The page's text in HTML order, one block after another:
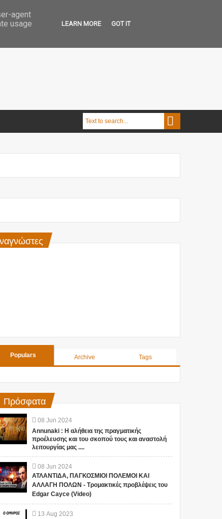
Populars Archive Tags
Πρόσφατα
08 Jun 2024
Annunaki : Η αλήθεια της πραγματικής
προέλευσης και του σκοπού τους και αναστολή
λειτουργίας μας ....
08 Jun 2024
ΑΤΛΑΝΤΙΔΑ, ΠΑΓΚΟΣΜΙΟΙ ΠΟΛΕΜΟΙ ΚΑΙ
ΑΛΛΑΓΗ ΠΟΛΩΝ - Τρομακτικές προβλέψεις του
Edgar Cayce (Video)
13 Aug 2023
agent
usage
LEARN MORE GOT IT